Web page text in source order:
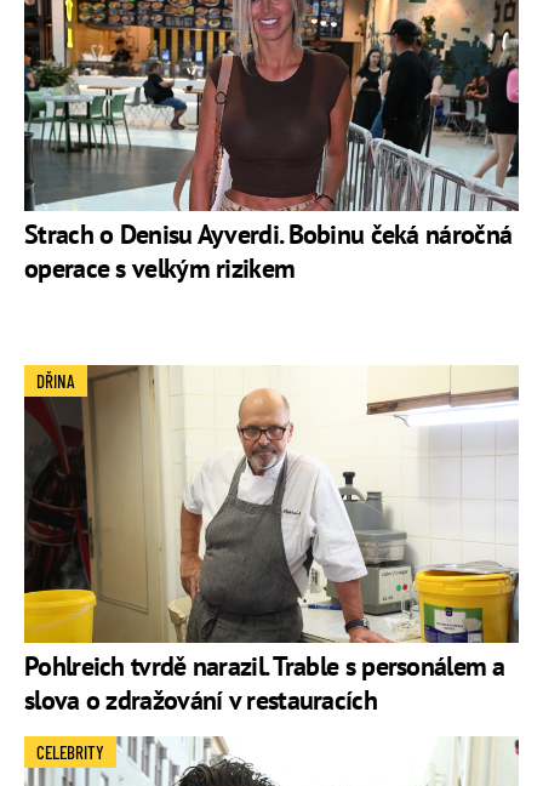
Strach o Denisu Ayverdi. Bobinu čeká náročná
operace s velkým rizikem
Pohlreich tvrdě narazil. Trable s personálem a
slova o zdražování v restauracích
DŘINA
CELEBRITY